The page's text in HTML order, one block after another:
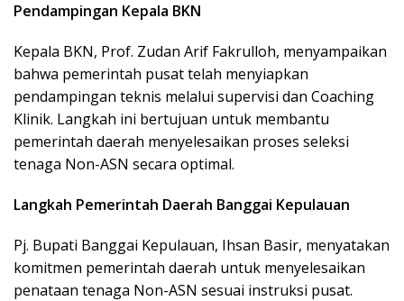
Pendampingan Kepala BKN
Kepala BKN, Prof. Zudan Arif Fakrulloh, menyampaikan
bahwa pemerintah pusat telah menyiapkan
pendampingan teknis melalui supervisi dan Coaching
Klinik. Langkah ini bertujuan untuk membantu
pemerintah daerah menyelesaikan proses seleksi
tenaga Non-ASN secara optimal.
Langkah Pemerintah Daerah Banggai Kepulauan
Pj. Bupati Banggai Kepulauan, Ihsan Basir, menyatakan
komitmen pemerintah daerah untuk menyelesaikan
penataan tenaga Non-ASN sesuai instruksi pusat.